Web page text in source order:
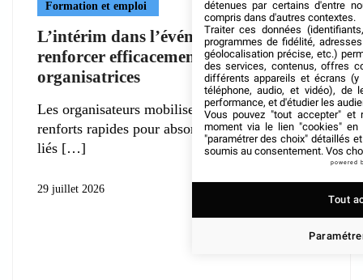
Formation et emploi
L’intérim dans l’événementiel :
renforcer efficacement les équipes
organisatrices
Les organisateurs mobilisent souvent des
renforts rapides pour absorber les pics d’activité
liés
29 juillet 2026
détenues par certains d'entre
compris dans d'autres contextes.
Traiter ces données
programmes de fidélité,
géolocalisation précise, etc.)
des services, contenus, offres
différents appareils et écrans (y
téléphone, audio, et vidéo), de
performance, et d'étudier les
Vous pouvez "tout accepter" et
moment via le lien "cookies" en
"paramétrer des choix" détaillés
soumis au consentement. Vos
powered
Tout